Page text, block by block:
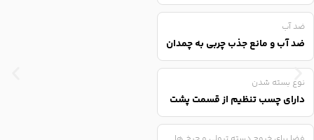
ضد آب
ضد آب و مانع جذب چربی به چمدان
نوع بسته شدن
دارای چسب تنظیم از قسمت پشت